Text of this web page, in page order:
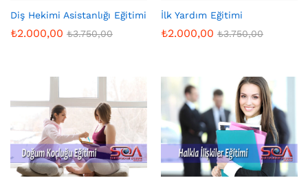
Diş Hekimi Asistanlığı Eğitimi
₺2.000,00 ₺3.750,00
İlk Yardım Eğitimi
₺2.000,00 ₺3.750,00